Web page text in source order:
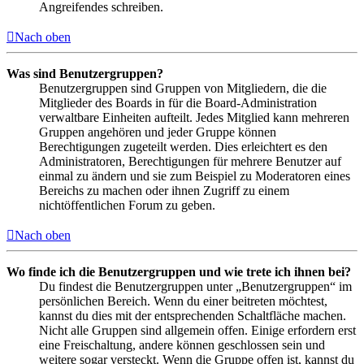
Angreifendes schreiben.
Nach oben
Was sind Benutzergruppen?
Benutzergruppen sind Gruppen von Mitgliedern, die die
Mitglieder des Boards in für die Board-Administration
verwaltbare Einheiten aufteilt. Jedes Mitglied kann mehreren
Gruppen angehören und jeder Gruppe können
Berechtigungen zugeteilt werden. Dies erleichtert es den
Administratoren, Berechtigungen für mehrere Benutzer auf
einmal zu ändern und sie zum Beispiel zu Moderatoren eines
Bereichs zu machen oder ihnen Zugriff zu einem
nichtöffentlichen Forum zu geben.
Nach oben
Wo finde ich die Benutzergruppen und wie trete ich ihnen bei?
Du findest die Benutzergruppen unter „Benutzergruppen“ im
persönlichen Bereich. Wenn du einer beitreten möchtest,
kannst du dies mit der entsprechenden Schaltfläche machen.
Nicht alle Gruppen sind allgemein offen. Einige erfordern erst
eine Freischaltung, andere können geschlossen sein und
weitere sogar versteckt. Wenn die Gruppe offen ist, kannst du